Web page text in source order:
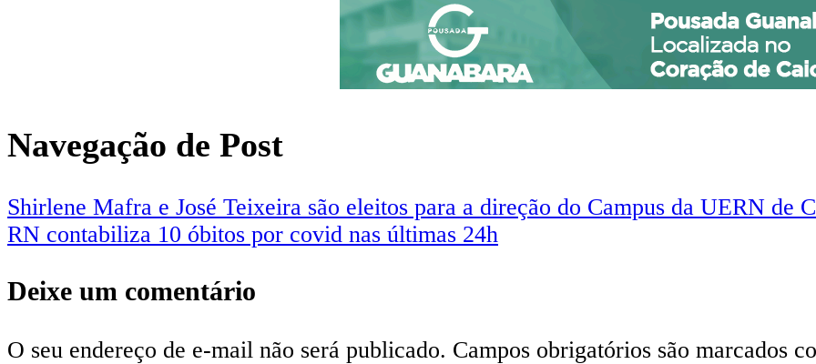
Navegação de Post
Shirlene Mafra e José Teixeira são eleitos para a direção do Campus da UERN de
RN contabiliza 10 óbitos por covid nas últimas 24h
Deixe um comentário
O seu endereço de e-mail não será publicado. Campos obrigatórios são marcados